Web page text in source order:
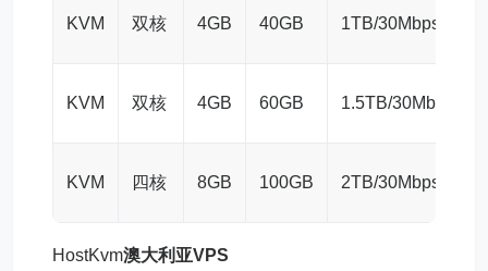
KVM 双核 4GB 40GB 1TB/30Mbps
KVM 双核 4GB 60GB 1.5TB/30Mbps
KVM 四核 8GB 100GB 2TB/30Mbps
HostKvm澳大利亚VPS